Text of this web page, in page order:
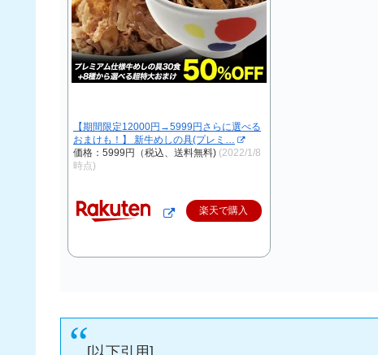
【期間限定12000円→5999円さらに選べる
おまけも！】 新牛めしの具(プレミ…
価格：5999円（税込、送料無料) (2022/1/8
時点)
楽天で購入